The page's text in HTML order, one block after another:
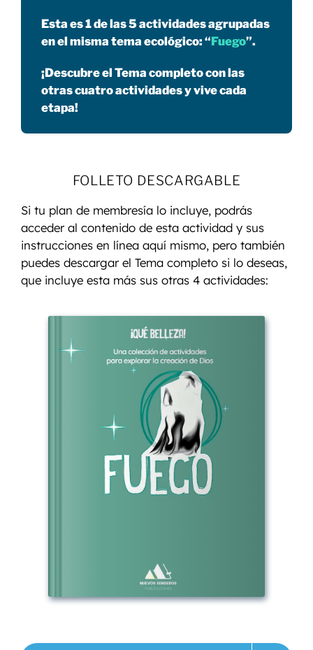
Esta es 1 de las 5 actividades agrupadas
en el misma tema ecológico: “Fuego”.
¡Descubre el Tema completo con las
otras cuatro actividades y vive cada
etapa!
FOLLETO DESCARGABLE
Si tu plan de membresía lo incluye, podrás
acceder al contenido de esta actividad y sus
instrucciones en línea aquí mismo, pero también
puedes descargar el Tema completo si lo deseas,
que incluye esta más sus otras 4 actividades: